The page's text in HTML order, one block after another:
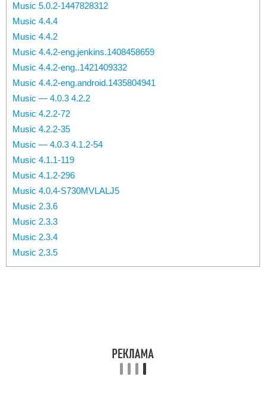
Music 5.0.2-1447828312
Music 4.4.4
Music 4.4.2
Music 4.4.2-eng.jenkins.1408458659
Music 4.4.2-eng..1421409332
Music 4.4.2-eng.android.1435804941
Music — 4.0.3 4.2.2
Music 4.2.2-72
Music 4.2.2-35
Music — 4.0.3 4.1.2-54
Music 4.1.1-119
Music 4.1.2-296
Music 4.0.4-S730MVLALJ5
Music 2.3.6
Music 2.3.3
Music 2.3.4
Music 2.3.5